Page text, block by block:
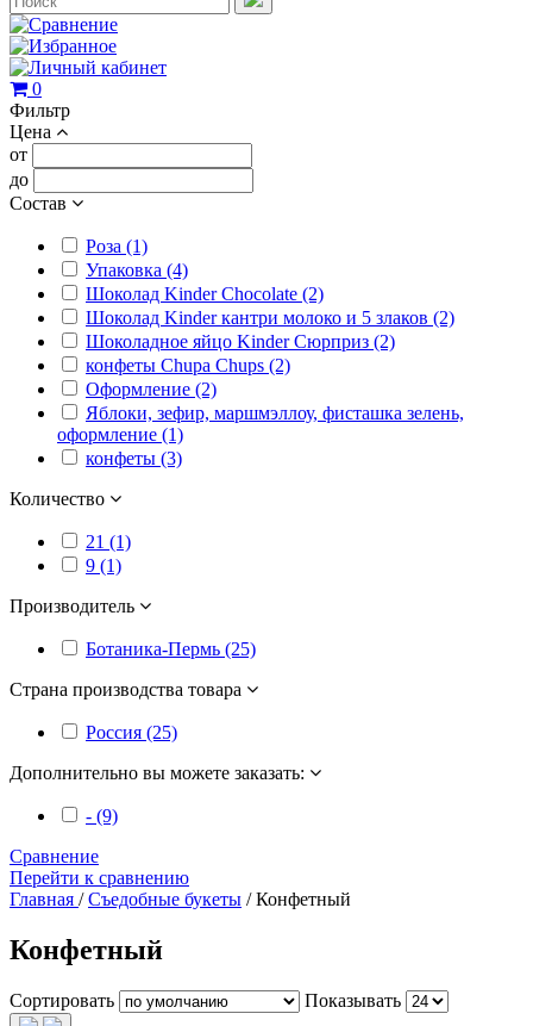
0
Фильтр
Цена
от
до
Состав
Роза (1)
Упаковка (4)
Шоколад Kinder Chocolate (2)
Шоколад Kinder кантри молоко и 5 злаков (2)
Шоколадное яйцо Kinder Cюрприз (2)
конфеты Chupa Chups (2)
Оформление (2)
Яблоки, зефир, маршмэллоу, фисташка зелень,
оформление (1)
конфеты (3)
Количество
21 (1)
9 (1)
Производитель
Ботаника-Пермь (25)
Страна производства товара
Россия (25)
Дополнительно вы можете заказать:
- (9)
Сравнение
Перейти к сравнению
Главная /Съедобные букеты /Конфетный
Конфетный
Сортировать Показывать